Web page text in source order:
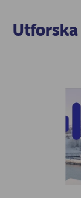
Utforska